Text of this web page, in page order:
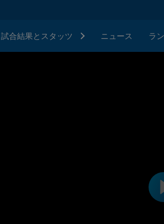
試合結果とスタッツ ニュース ラ